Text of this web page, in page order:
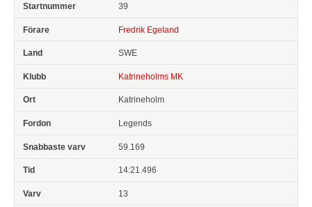
39
Fredrik Egeland
SWE
Katrineholms MK
Katrineholm
Legends
59.169
14:21.496
13